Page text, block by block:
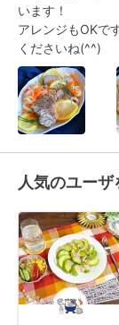
います！
アレンジもOKで
くださいね(^^)
人気のユーザ